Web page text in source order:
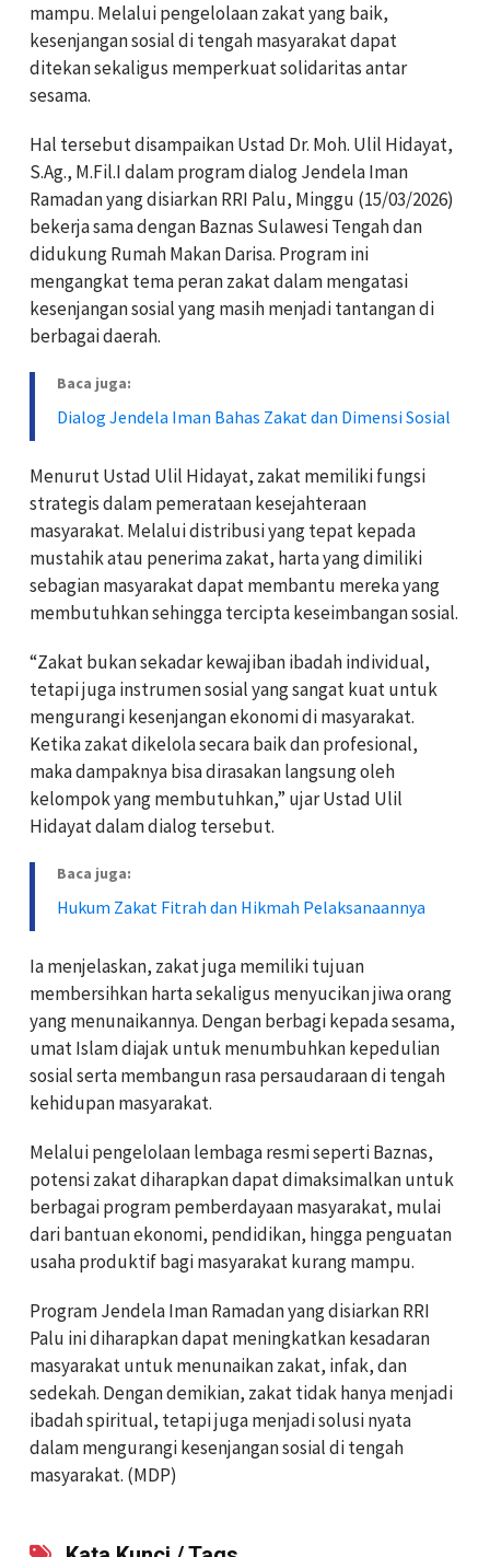
mampu. Melalui pengelolaan zakat yang baik,
kesenjangan sosial di tengah masyarakat dapat
ditekan sekaligus memperkuat solidaritas antar
sesama.
Hal tersebut disampaikan Ustad Dr. Moh. Ulil Hidayat,
S.Ag., M.Fil.I dalam program dialog Jendela Iman
Ramadan yang disiarkan RRI Palu, Minggu (15/03/2026)
bekerja sama dengan Baznas Sulawesi Tengah dan
didukung Rumah Makan Darisa. Program ini
mengangkat tema peran zakat dalam mengatasi
kesenjangan sosial yang masih menjadi tantangan di
berbagai daerah.
Baca juga:
Dialog Jendela Iman Bahas Zakat dan Dimensi Sosial
Menurut Ustad Ulil Hidayat, zakat memiliki fungsi
strategis dalam pemerataan kesejahteraan
masyarakat. Melalui distribusi yang tepat kepada
mustahik atau penerima zakat, harta yang dimiliki
sebagian masyarakat dapat membantu mereka yang
membutuhkan sehingga tercipta keseimbangan sosial.
“Zakat bukan sekadar kewajiban ibadah individual,
tetapi juga instrumen sosial yang sangat kuat untuk
mengurangi kesenjangan ekonomi di masyarakat.
Ketika zakat dikelola secara baik dan profesional,
maka dampaknya bisa dirasakan langsung oleh
kelompok yang membutuhkan,” ujar Ustad Ulil
Hidayat dalam dialog tersebut.
Baca juga:
Hukum Zakat Fitrah dan Hikmah Pelaksanaannya
Ia menjelaskan, zakat juga memiliki tujuan
membersihkan harta sekaligus menyucikan jiwa orang
yang menunaikannya. Dengan berbagi kepada sesama,
umat Islam diajak untuk menumbuhkan kepedulian
sosial serta membangun rasa persaudaraan di tengah
kehidupan masyarakat.
Melalui pengelolaan lembaga resmi seperti Baznas,
potensi zakat diharapkan dapat dimaksimalkan untuk
berbagai program pemberdayaan masyarakat, mulai
dari bantuan ekonomi, pendidikan, hingga penguatan
usaha produktif bagi masyarakat kurang mampu.
Program Jendela Iman Ramadan yang disiarkan RRI
Palu ini diharapkan dapat meningkatkan kesadaran
masyarakat untuk menunaikan zakat, infak, dan
sedekah. Dengan demikian, zakat tidak hanya menjadi
ibadah spiritual, tetapi juga menjadi solusi nyata
dalam mengurangi kesenjangan sosial di tengah
masyarakat. (MDP)